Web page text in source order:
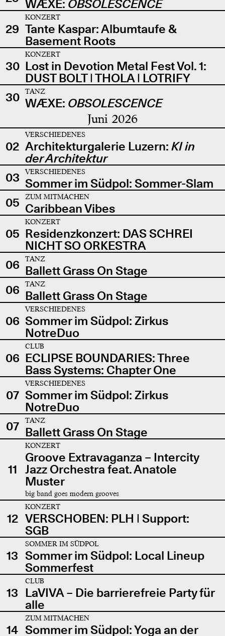
WÆXE: OBSOLESCENCE
29
KONZERT
Tante Kaspar: Albumtaufe &
Basement Roots
30
KONZERT
Lost in Devotion Metal Fest Vol. 1:
DUST BOLT | THOLA | LOTRIFY
30
TANZ
WÆXE: OBSOLESCENCE
Juni 2026
02
VERSCHIEDENES
Architekturgalerie Luzern: KI in
der Architektur
03
VERSCHIEDENES
Sommer im Südpol: Sommer-Slam
05
ZUM MITMACHEN
Caribbean Vibes
05
KONZERT
Residenzkonzert: DAS SCHREI
NICHT SO ORKESTRA
06
TANZ
Ballett Grass On Stage
06
TANZ
Ballett Grass On Stage
06
VERSCHIEDENES
Sommer im Südpol: Zirkus
NotreDuo
06
CLUB
ECLIPSE BOUNDARIES: Three
Bass Systems: Chapter One
07
VERSCHIEDENES
Sommer im Südpol: Zirkus
NotreDuo
07
TANZ
Ballett Grass On Stage
11
KONZERT
Groove Extravaganza – Intercity
Jazz Orchestra feat. Anatole
Muster
big band goes modern grooves
12
KONZERT
VERSCHOBEN: PLH | Support:
SGB
13
SOMMER IM SÜDPOL
Sommer im Südpol: Local Lineup
Sommerfest
13
CLUB
LaVIVA – Die barrierefreie Party für
alle
14
ZUM MITMACHEN
Sommer im Südpol: Yoga an der